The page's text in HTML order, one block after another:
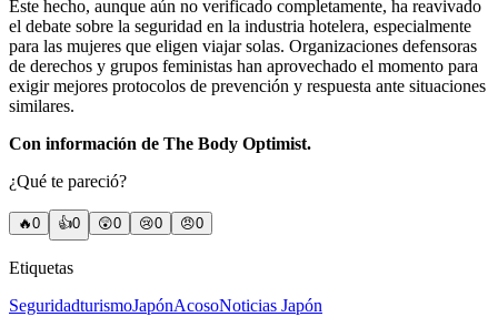
Este hecho, aunque aún no verificado completamente, ha reavivado
el debate sobre la seguridad en la industria hotelera, especialmente
para las mujeres que eligen viajar solas. Organizaciones defensoras
de derechos y grupos feministas han aprovechado el momento para
exigir mejores protocolos de prevención y respuesta ante situaciones
similares.
Con información de The Body Optimist.
¿Qué te pareció?
🔥0 👍0 😲0 😢0 😠0
Etiquetas
SeguridadturismoJapónAcosoNoticias Japón